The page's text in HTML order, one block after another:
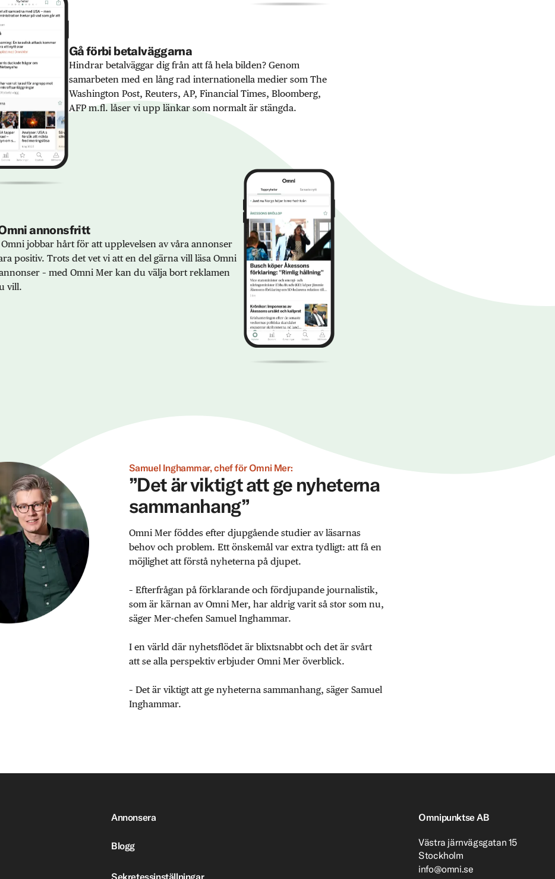
Gå förbi betalväggarna
Hindrar betalväggar dig från att få hela bilden? Genom
samarbeten med en lång rad internationella medier som The
Washington Post, Reuters, AP, Financial Times, Bloomberg,
AFP m.fl. låser vi upp länkar som normalt är stängda.
annonsfritt
jobbar hårt för att upplevelsen av våra annonser
positiv. Trots det vet vi att en del gärna vill läsa Omni
– med Omni Mer kan du välja bort reklamen
vill.
Samuel Inghammar, chef för Omni Mer:
”Det är viktigt att ge nyheterna
sammanhang”
Omni Mer föddes efter djupgående studier av läsarnas
behov och problem. Ett önskemål var extra tydligt: att få en
möjlighet att förstå nyheterna på djupet.
– Efterfrågan på förklarande och fördjupande journalistik,
som är kärnan av Omni Mer, har aldrig varit så stor som nu,
säger Mer-chefen Samuel Inghammar.
I en värld där nyhetsflödet är blixtsnabbt och det är svårt
att se alla perspektiv erbjuder Omni Mer överblick.
– Det är viktigt att ge nyheterna sammanhang, säger Samuel
Inghammar.
Annonsera
Blogg
Sekretessinställningar
Omnipunktse AB
Västra järnvägsgatan 15
Stockholm
info@omni.se